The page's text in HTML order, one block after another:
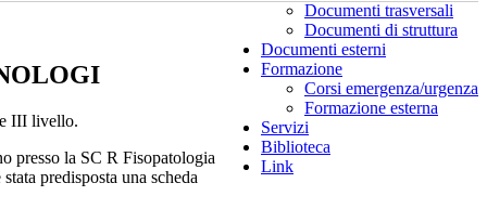
Documenti trasversali
Documenti di struttura
Documenti esterni
Formazione
Corsi emergenza/urgenza
Formazione esterna
Servizi
Biblioteca
Link
III livello.
presso la SC R Fisopatologia
predisposta una scheda